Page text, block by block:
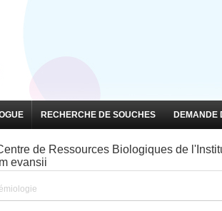
RECHERCHE DE SOUCHES DEMANDE
de Ressources Biologiques de
evansii